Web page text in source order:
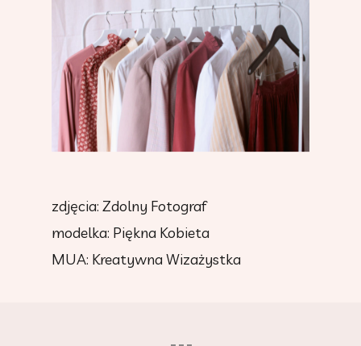
zdjęcia: Zdolny Fotograf
modelka: Piękna Kobieta
MUA: Kreatywna Wizażystka